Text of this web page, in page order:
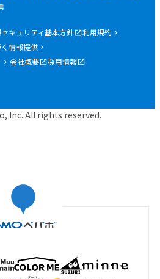
キュリティ基本方針
利用規約
情報提供
会社概要 採用情報
Inc. All rights reserved.